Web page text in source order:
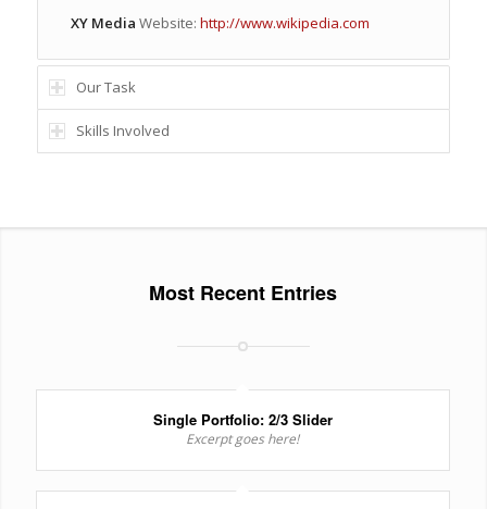
XY Media Website: http://www.wikipedia.com
Our Task
Skills Involved
Most Recent Entries
Single Portfolio: 2/3 Slider
Excerpt goes here!